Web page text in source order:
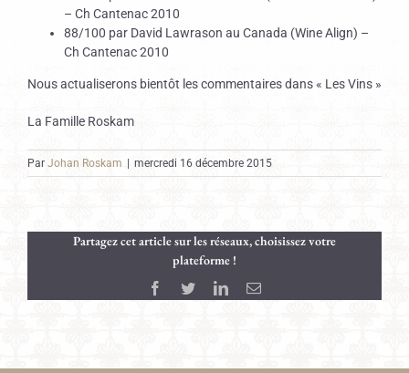
– Ch Cantenac 2010
88/100 par David Lawrason au Canada (Wine Align) –
Ch Cantenac 2010
Nous actualiserons bientôt les commentaires dans « Les Vins »
La Famille Roskam
Par Johan Roskam mercredi 16 décembre 2015
Partagez cet article sur les réseaux, choisissez votre
plateforme !
Facebook
TwitterLinkedInEmail